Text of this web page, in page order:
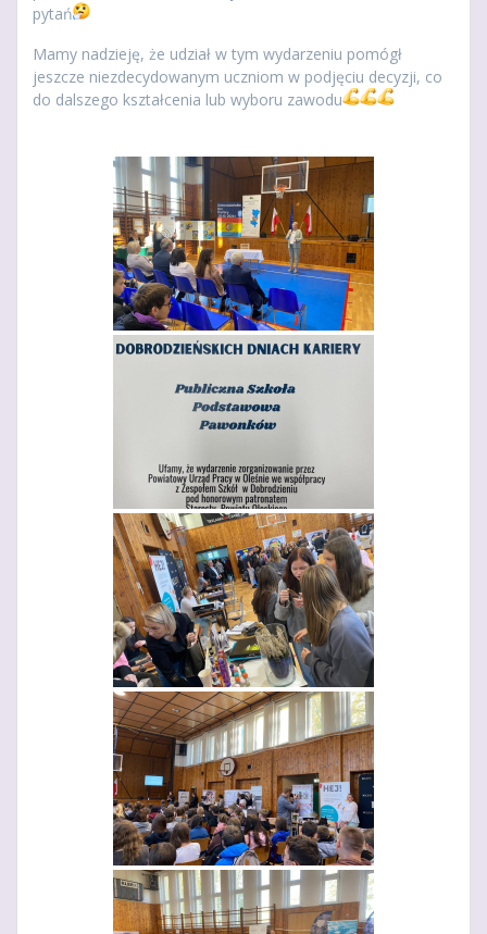
pytań
Mamy nadzieję, że udział w tym wydarzeniu pomógł
jeszcze niezdecydowanym uczniom w podjęciu decyzji, co
do dalszego kształcenia lub wyboru zawodu